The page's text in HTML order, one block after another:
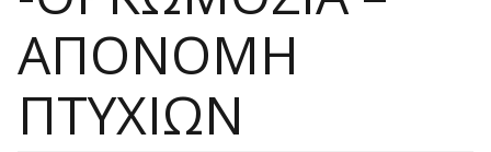
ΑΠΟΝΟΜΗ
ΠΤΥΧΙΩΝ